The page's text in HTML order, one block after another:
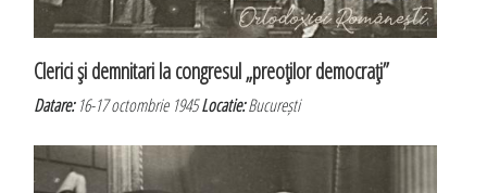
Clerici şi demnitari la congresul „preoţilor democraţi”
Datare:16-17 octombrie 1945Locatie:București